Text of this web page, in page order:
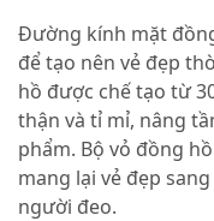
Đường kính mặt
để tạo nên vẻ đẹp
hồ được chế tạo từ
thận và tỉ mỉ, nâng
phẩm. Bộ vỏ đồng
mang lại vẻ đẹp
người đeo.